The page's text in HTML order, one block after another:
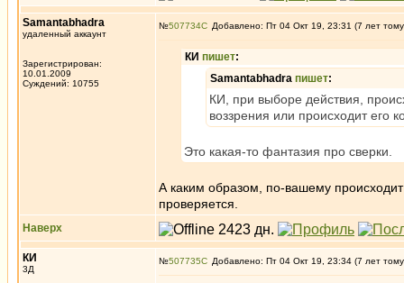
Samantabhadra
удаленный аккаунт
Зарегистрирован:
10.01.2009
Суждений: 10755
№507734 Добавлено: Пт 04 Окт 19, 23:31 (7 лет
КИ пишет:
Samantabhadra пишет:
КИ, при выборе действия,
воззрения или происходит его
Это какая-то фантазия про сверки.
А каким образом, по-вашему
проверяется.
Наверх
КИ
3Д
№507735 Добавлено: Пт 04 Окт 19, 23:34 (7 лет